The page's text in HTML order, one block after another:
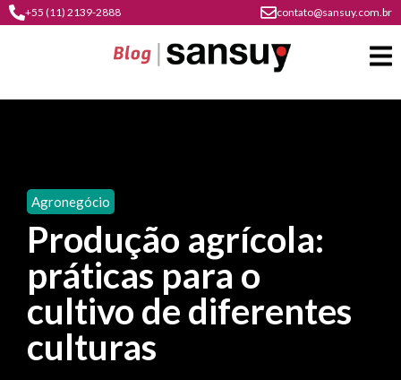
+55 (11) 2139-2888 contato@sansuy.com.br
contato
cultura
do
plástico
institucional
materiais
Agronegócio
psicultura
soluções
em
água
Coberturas
barracas
sansuy
Indústria
Agronegócio
Produção agrícola:
práticas para o
cultivo de diferentes
culturas